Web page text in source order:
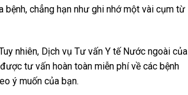
chẳng hạn như ghi nhớ một vài cụm từ
nhiên, Dịch vụ Tư vấn Y tế Nước ngoài của
tư vấn hoàn toàn miễn phí về các bệnh
ý muốn của bạn.